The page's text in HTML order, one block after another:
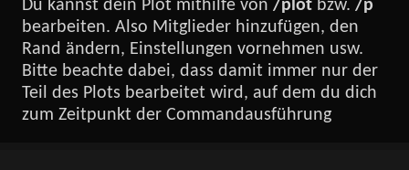
Du kannst dein Plot mithilfe von/plot bzw./p
bearbeiten. Also Mitglieder hinzufügen, den
Rand ändern, Einstellungen vornehmen usw.
Bitte beachte dabei, dass damit immer nur der
Teil des Plots bearbeitet wird, auf dem du dich
zum Zeitpunkt der Commandausführung